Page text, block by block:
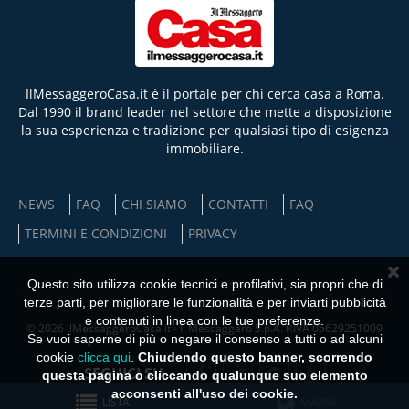
LISTA
IlMessaggeroCasa.it è il portale per chi cerca casa a Roma.
Dal 1990 il brand leader nel settore che mette a disposizione
la sua esperienza e tradizione per qualsiasi tipo di esigenza
immobiliare.
NEWS FAQ CHI SIAMO CONTATTI
FAQ
TERMINI E CONDIZIONI
PRIVACY
© 2026 IlMessaggeroCasa.it - Il Messaggero S.p.A. P.IVA 05629251009
SEGUICI SU
×
Questo sito utilizza cookie tecnici e profilativi, sia propri che di
terze parti, per migliorare le funzionalità e per inviarti pubblicità
e contenuti in linea con le tue preferenze.
Se vuoi saperne di più o negare il consenso a tutti o ad alcuni
cookie clicca qui Chiudendo questo banner, scorrendo
questa pagina o cliccando qualunque suo elemento
acconsenti all'uso dei cookie.